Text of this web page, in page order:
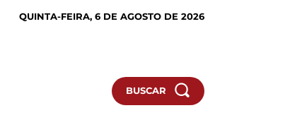
QUINTA-FEIRA, 6 DE AGOSTO DE 2026
BUSCAR